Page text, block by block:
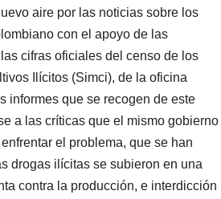
aire por las noticias sobre los
con el apoyo de las
cifras oficiales del censo de los
Ilícitos (Simci), de la oficina
informes que se recogen de este
a las críticas que el mismo gobierno
el problema, que se han
drogas ilícitas se subieron en una
contra la producción, e interdicción